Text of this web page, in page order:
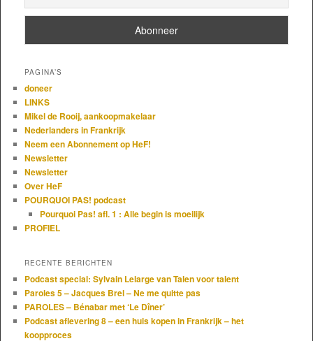
PAGINA’S
doneer
LINKS
Mikel de Rooij, aankoopmakelaar
Nederlanders in Frankrijk
Neem een Abonnement op HeF!
Newsletter
Newsletter
Over HeF
POURQUOI PAS! podcast
Pourquoi Pas! afl. 1 : Alle begin is moeilijk
PROFIEL
RECENTE BERICHTEN
Podcast special: Sylvain Lelarge van Talen voor talent
Paroles 5 – Jacques Brel – Ne me quitte pas
PAROLES – Bénabar met ‘Le Dîner’
Podcast aflevering 8 – een huis kopen in Frankrijk – het
koopproces